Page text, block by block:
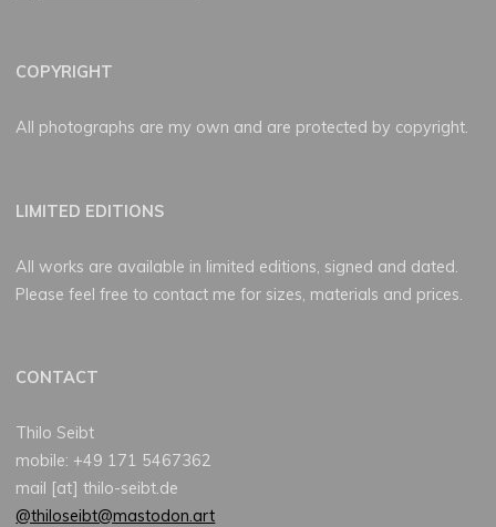
COPYRIGHT
All photographs are my own and are protected by copyright.
LIMITED EDITIONS
All works are available in limited editions, signed and dated.
Please feel free to contact me for sizes, materials and prices.
CONTACT
Thilo Seibt
mobile: +49 171 5467362
mail [at] thilo-seibt.de
@thiloseibt@mastodon.art